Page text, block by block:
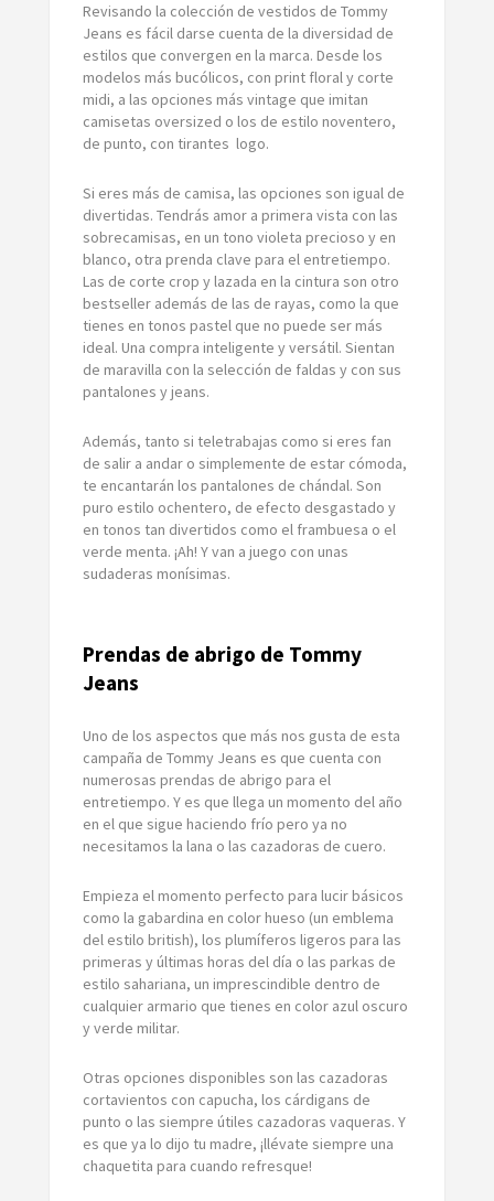
Revisando la colección de vestidos de Tommy
Jeans es fácil darse cuenta de la diversidad de
estilos que convergen en la marca. Desde los
modelos más bucólicos, con print floral y corte
midi, a las opciones más vintage que imitan
camisetas oversized o los de estilo noventero,
de punto, con tirantes logo.
Si eres más de camisa, las opciones son igual de
divertidas. Tendrás amor a primera vista con las
sobrecamisas, en un tono violeta precioso y en
blanco, otra prenda clave para el entretiempo.
Las de corte crop y lazada en la cintura son otro
bestseller además de las de rayas, como la que
tienes en tonos pastel que no puede ser más
ideal. Una compra inteligente y versátil. Sientan
de maravilla con la selección de faldas y con sus
pantalones y jeans.
Además, tanto si teletrabajas como si eres fan
de salir a andar o simplemente de estar cómoda,
te encantarán los pantalones de chándal. Son
puro estilo ochentero, de efecto desgastado y
en tonos tan divertidos como el frambuesa o el
verde menta. ¡Ah! Y van a juego con unas
sudaderas monísimas.
Prendas de abrigo de Tommy
Jeans
Uno de los aspectos que más nos gusta de esta
campaña de Tommy Jeans es que cuenta con
numerosas prendas de abrigo para el
entretiempo. Y es que llega un momento del año
en el que sigue haciendo frío pero ya no
necesitamos la lana o las cazadoras de cuero.
Empieza el momento perfecto para lucir básicos
como la gabardina en color hueso (un emblema
del estilo british), los plumíferos ligeros para las
primeras y últimas horas del día o las parkas de
estilo sahariana, un imprescindible dentro de
cualquier armario que tienes en color azul oscuro
y verde militar.
Otras opciones disponibles son las cazadoras
cortavientos con capucha, los cárdigans de
punto o las siempre útiles cazadoras vaqueras. Y
es que ya lo dijo tu madre, ¡llévate siempre una
chaquetita para cuando refresque!